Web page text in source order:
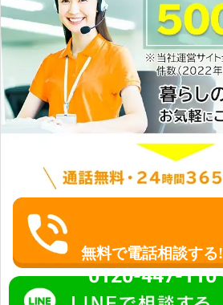
無料で電話相談する!
0120-447-110